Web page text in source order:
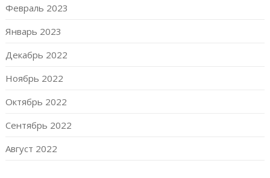
Февраль 2023
Январь 2023
Декабрь 2022
Ноябрь 2022
Октябрь 2022
Сентябрь 2022
Август 2022